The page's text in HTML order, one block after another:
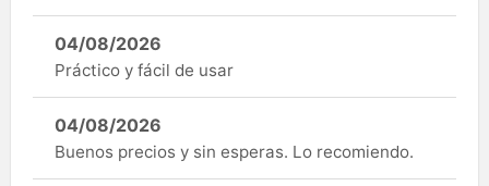
04/08/2026
Práctico y fácil de usar
04/08/2026
Buenos precios y sin esperas. Lo recomiendo.